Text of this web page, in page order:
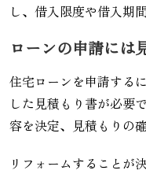
し、借入限度や借入期
ローンの申請には
住宅ローンを申請する
した見積もり書が必要
容を決定、見積もりの
リフォームすることが